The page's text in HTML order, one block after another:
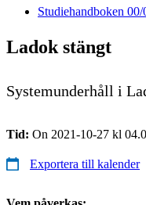
Studiehandboken
Ladok stängt
Systemunderhåll i
Tid: On 2021-10-27 kl
Exportera till kalender